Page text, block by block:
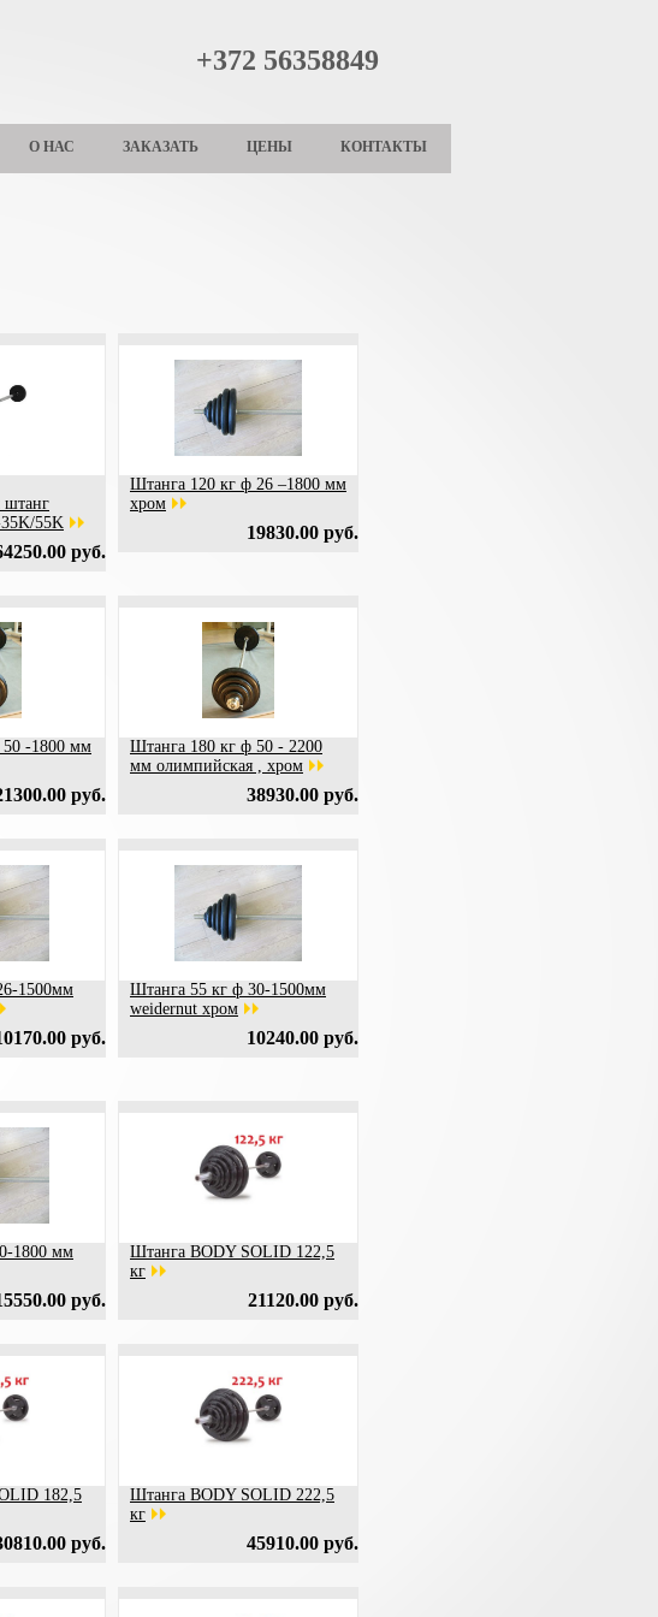
+372 56358849
О НАС ЗАКАЗАТЬ ЦЕНЫ КОНТАКТЫ
штанг
55K
руб.
Штанга 120 кг ф 26 –1800 мм
хром
19830.00 руб.
-1800 мм
руб.
Штанга 180 кг ф 50 - 2200
мм олимпийская , хром
38930.00 руб.
1500мм
руб.
Штанга 55 кг ф 30-1500мм
weidernut хром
10240.00 руб.
1800 мм
руб.
Штанга BODY SOLID 122,5
кг
21120.00 руб.
182,5
руб.
Штанга BODY SOLID 222,5
кг
45910.00 руб.